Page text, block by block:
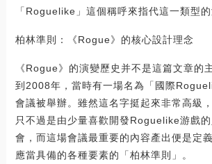
「Roguelike」這個稱呼來指代這一類型的
柏林準則：《Rogue》的核心設計理念
《Rogue》的演變歷史并不是這篇文章的
到2008年，當時有一場名為「國際
會議被舉辦。雖然這名字挺起來非常高級
只不過是由少量喜歡開發Roguelike游戲
會，而這場會議最重要的內容產出便是定
應當具備的各種要素的「柏林準則」。